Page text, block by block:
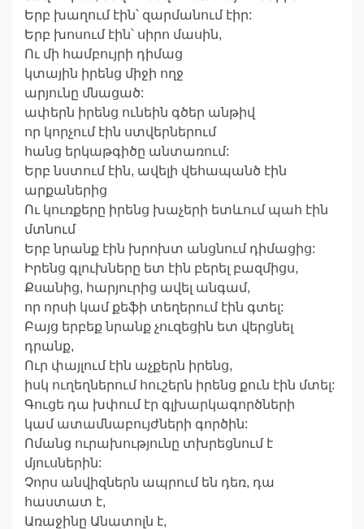
Երբ խաղում էին՝ զարմանում էիր:
Երբ խոսում էին՝ սիրո մասին,
Ու մի համբույրի դիմաց
կտային իրենց միջի ողջ
արյունը մնացած:
ափերն իրենց ունեին գծեր անթիվ
որ կորչում էին ստվերներում
հանց երկաթգիծը անտառում:
Երբ նստում էին, ավելի վեհապանծ էին
արքաներից
Ու կուռքերը իրենց խաչերի ետևում պահ էին
մտնում
Երբ նրանք էին խրոխտ անցնում դիմացից:
Իրենց գլուխները ետ էին բերել բազմիցս,
Քսանից, հարյուրից ավել անգամ,
որ որսի կամ քեֆի տեղերում էին գտել:
Բայց երբեք նրանք չուզեցին ետ վերցնել
դրանք,
Ուր փայլում էին աչքերն իրենց,
իսկ ուղեղներում հուշերն իրենց քուն էին մտել:
Գուցե դա խփում էր գլխարկագործների
կամ ատամնաբույժների գործին:
Ոմանց ուրախությունը տխրեցնում է
մյուսներին:
Չորս անվիզներն ապրում են դեռ, դա
հաստատ է,
Առաջինը Անատոլն է,